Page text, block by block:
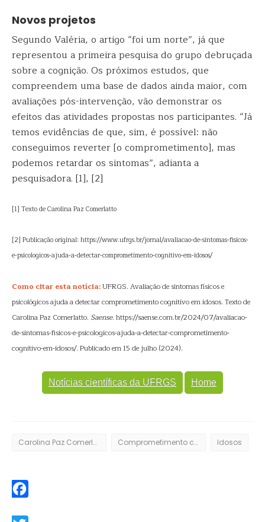
Novos projetos
Segundo Valéria, o artigo “foi um norte”, já que
representou a primeira pesquisa do grupo debruçada
sobre a cognição. Os próximos estudos, que
compreendem uma base de dados ainda maior, com
avaliações pós-intervenção, vão demonstrar os
efeitos das atividades propostas nos participantes. “Já
temos evidências de que, sim, é possível: não
conseguimos reverter [o comprometimento], mas
podemos retardar os sintomas”, adianta a
pesquisadora. [1], [2]
[1] Texto de Carolina Paz Comerlatto
[2] Publicação original: https://www.ufrgs.br/jornal/avaliacao-de-sintomas-fisicos-
e-psicologicos-ajuda-a-detectar-comprometimento-cognitivo-em-idosos/
Como citar esta notícia:UFRGS. Avaliação de sintomas físicos e
psicológicos ajuda a detectar comprometimento cognitivo em idosos. Texto de
Carolina Paz Comerlatto. Saense. https://saense.com.br/2024/07/avaliacao-
de-sintomas-fisicos-e-psicologicos-ajuda-a-detectar-comprometimento-
cognitivo-em-idosos/. Publicado em 15 de julho (2024).
Notícias científicas da UFRGS Home
Carolina Paz Comerlatto Comprometimento cognitivo Idosos